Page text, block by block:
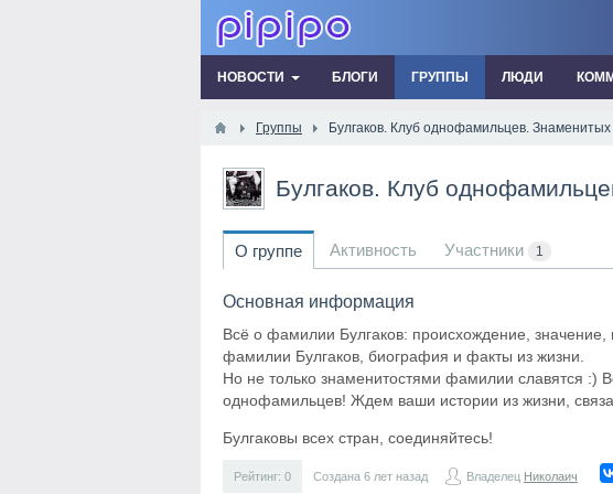
НОВОСТИ БЛОГИ ГРУППЫ ЛЮДИ
Группы Булгаков. Клуб однофамильцев.
Булгаков. Клуб
О группе Активность Участники 1
Основная информация
Всё о фамилии Булгаков: происхождение,
фамилии Булгаков, биография и факты из жизни.
Но не только знаменитостями фамилии славятся :)
однофамильцев! Ждем ваши истории из жизни,
Булгаковы всех стран, соединяйтесь!
Рейтинг: 0 Создана 6 лет назад Владелец Николаич